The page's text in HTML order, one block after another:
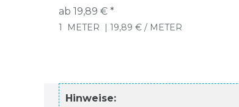
ab 19,89 € *
1 METER | 19,89 € / METER
Hinweise: